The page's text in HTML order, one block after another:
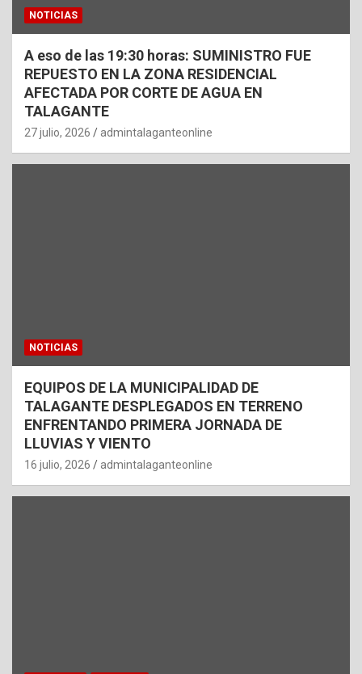
NOTICIAS
A eso de las 19:30 horas: SUMINISTRO FUE
REPUESTO EN LA ZONA RESIDENCIAL
AFECTADA POR CORTE DE AGUA EN
TALAGANTE
27 julio, 2026 admintalaganteonline
NOTICIAS
EQUIPOS DE LA MUNICIPALIDAD DE
TALAGANTE DESPLEGADOS EN TERRENO
ENFRENTANDO PRIMERA JORNADA DE
LLUVIAS Y VIENTO
16 julio, 2026 admintalaganteonline